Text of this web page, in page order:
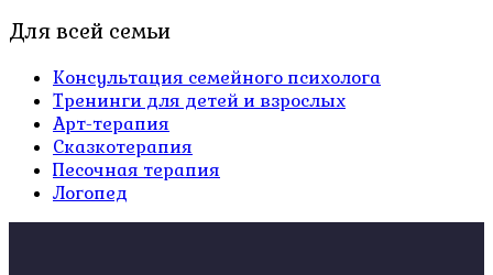
Для всей семьи
Консультация семейного психолога
Тренинги для детей и взрослых
Арт-терапия
Сказкотерапия
Песочная терапия
Логопед